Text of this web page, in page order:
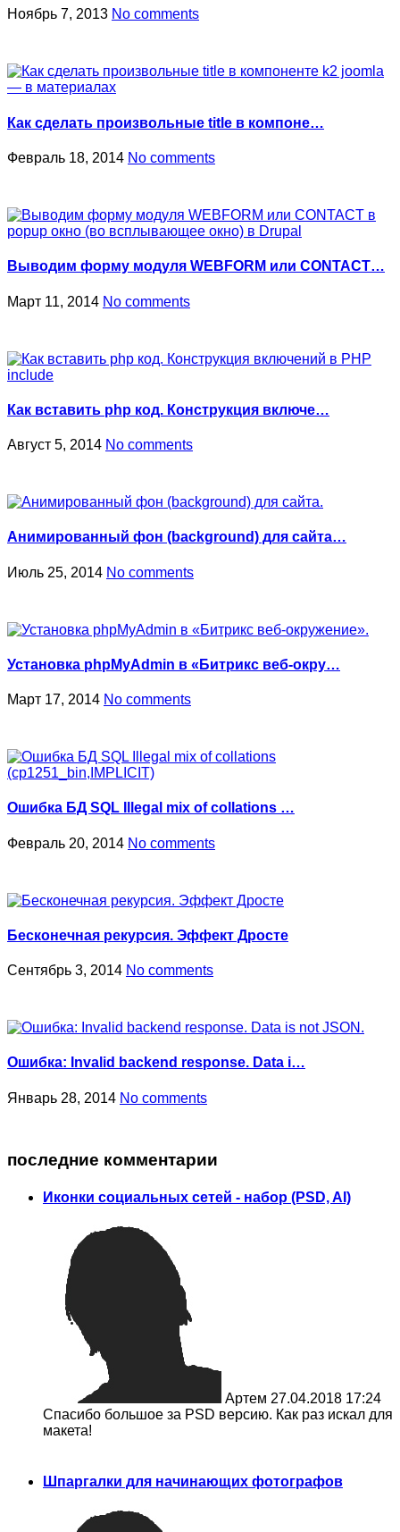
Ноябрь 7, 2013 No comments
Как сделать произвольные title в компоне…
Февраль 18, 2014 No comments
Выводим форму модуля WEBFORM или CONTACT…
Март 11, 2014 No comments
Как вставить php код. Конструкция включе…
Август 5, 2014 No comments
Анимированный фон (background) для сайта…
Июль 25, 2014 No comments
Установка phpMyAdmin в «Битрикс веб-окру…
Март 17, 2014 No comments
Ошибка БД SQL Illegal mix of collations …
Февраль 20, 2014 No comments
Бесконечная рекурсия. Эффект Дросте
Сентябрь 3, 2014 No comments
Ошибка: Invalid backend response. Data i…
Январь 28, 2014 No comments
последние комментарии
Иконки социальных сетей - набор (PSD, AI)
Артем 27.04.2018 17:24
Спасибо большое за PSD версию. Как раз искал для
макета!
Шпаргалки для начинающих фотографов